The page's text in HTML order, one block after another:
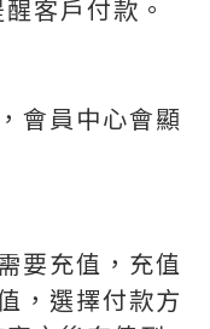
客戶付款。
會員中心會顯
要充值，充值
，選擇付款方